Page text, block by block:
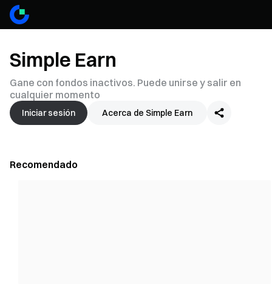
Simple Earn
Gane con fondos inactivos. Puede unirse y salir en
cualquier momento
Iniciar sesión Acerca de Simple Earn
Recomendado